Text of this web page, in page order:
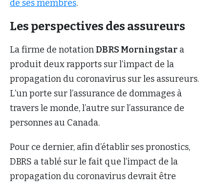
de ses membres.
Les perspectives des assureurs
La firme de notationDBRS Morningstar a
produit deux rapports sur l’impact de la
propagation du coronavirus sur les assureurs.
L’un porte sur l’assurance de dommages à
travers le monde, l’autre sur l’assurance de
personnes au Canada.
Pour ce dernier, afin d’établir ses pronostics,
DBRS a tablé sur le fait que l’impact de la
propagation du coronavirus devrait être